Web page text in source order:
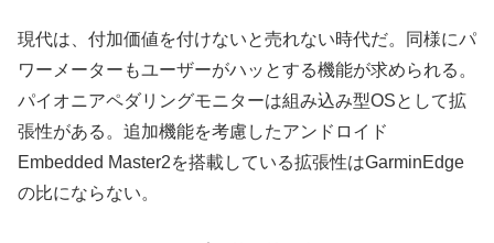
現代は、付加価値を付けないと売れない時代だ。同様にパ
ワーメーターもユーザーがハッとする機能が求められる。
パイオニアペダリングモニターは組み込み型OSとして拡
張性がある。追加機能を考慮したアンドロイド
Embedded Master2を搭載している拡張性はGarminEdge
の比にならない。